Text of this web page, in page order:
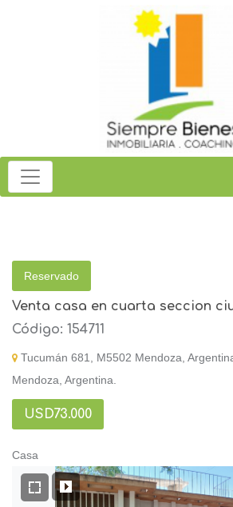
Reservado
Venta casa en cuarta seccion
Código: 154711
Tucumán 681, M5502 Mendoza,
Mendoza, Argentina.
USD73.000
Casa